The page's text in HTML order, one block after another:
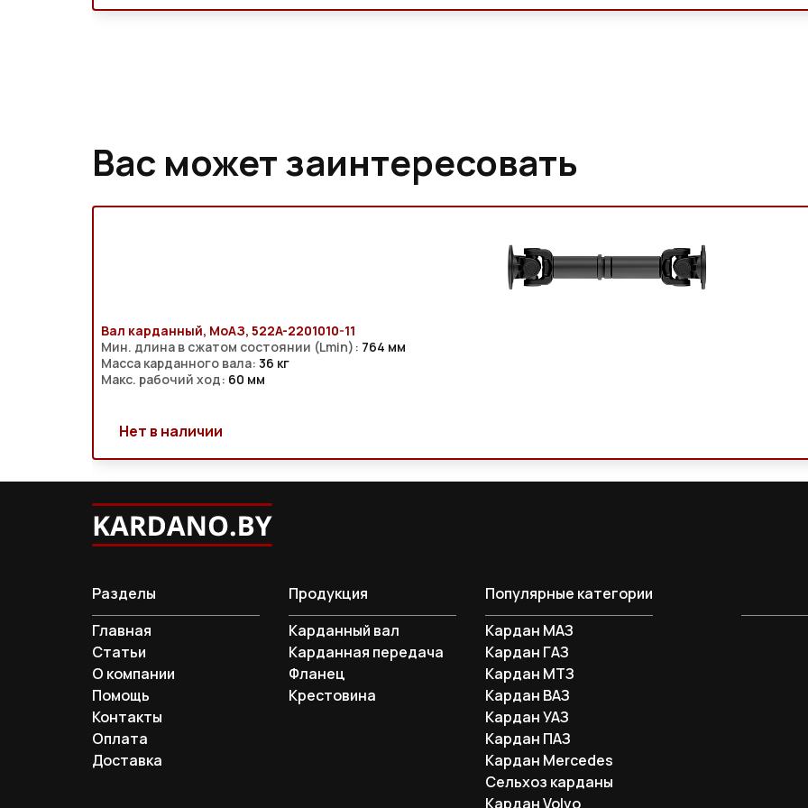
Вас может заинтересовать
Вал карданный, МоАЗ, 522A-2201010-11
Мин. длина в сжатом состоянии (Lmin): 764 мм
Масса карданного вала: 36 кг
Макс. рабочий ход: 60 мм
Нет в наличии
Разделы
Главная
Статьи
О компании
Помощь
Контакты
Оплата
Доставка
Продукция
Карданный вал
Карданная передача
Фланец
Крестовина
Популярные категории
Кардан МАЗ
Кардан ГАЗ
Кардан МТЗ
Кардан ВАЗ
Кардан УАЗ
Кардан ПАЗ
Кардан Mercedes
Сельхоз карданы
Кардан Volvo